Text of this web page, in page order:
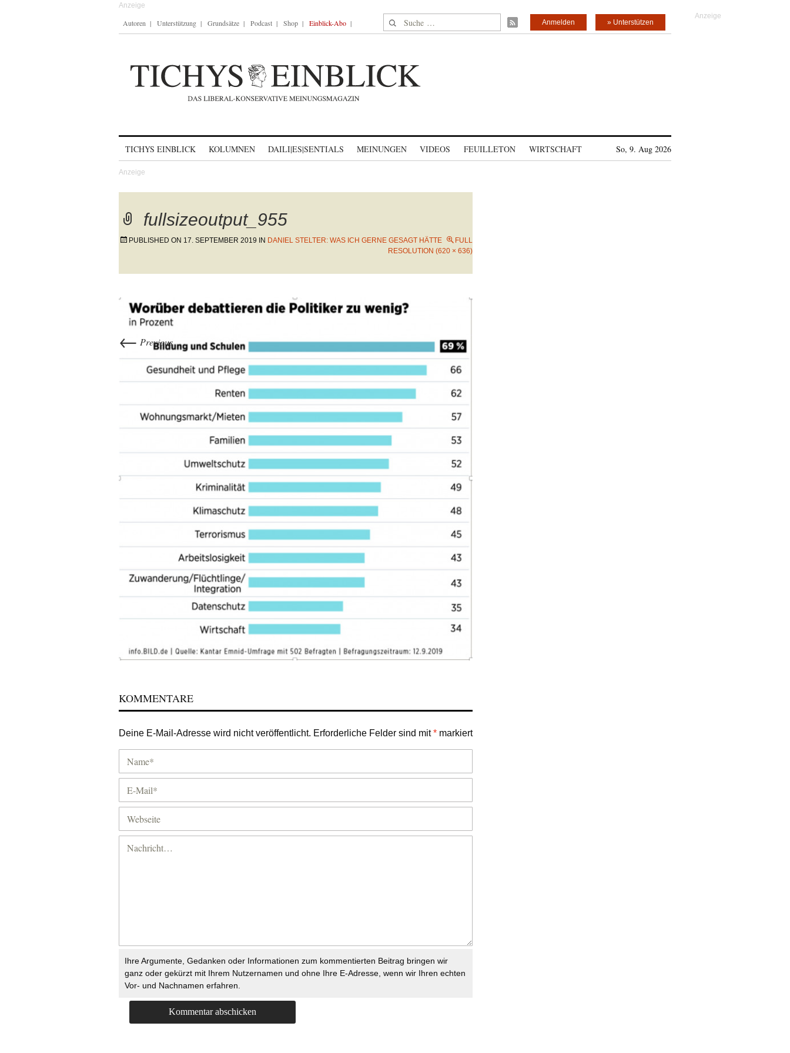
Autoren Unterstützung Grundsätze Podcast Shop Einblick-Abo Suche nach: » Unterstützen
Anmelden
TICHYS EINBLICK KOLUMNEN DAILI|ES|SENTIALS MEINUNGEN VIDEOS FEUILLETON WIRTSCHAFT So, 9. Aug 2026
fullsizeoutput_955
PUBLISHED ON 17. SEPTEMBER 2019 IN DANIEL STELTER: WAS ICH GERNE GESAGT HÄTTE
FULL
RESOLUTION (620 × 636)
← Previous
KOMMENTARE
Deine E-Mail-Adresse wird nicht veröffentlicht. Erforderliche Felder sind mit* markiert
Ihre Argumente, Gedanken oder Informationen zum kommentierten Beitrag bringen wir
ganz oder gekürzt mit Ihrem Nutzernamen und ohne Ihre E-Adresse, wenn wir Ihren echten
Vor- und Nachnamen erfahren.